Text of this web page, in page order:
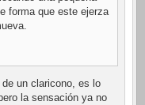
forma que este ejerza
un claricono, es lo
la sensación ya no